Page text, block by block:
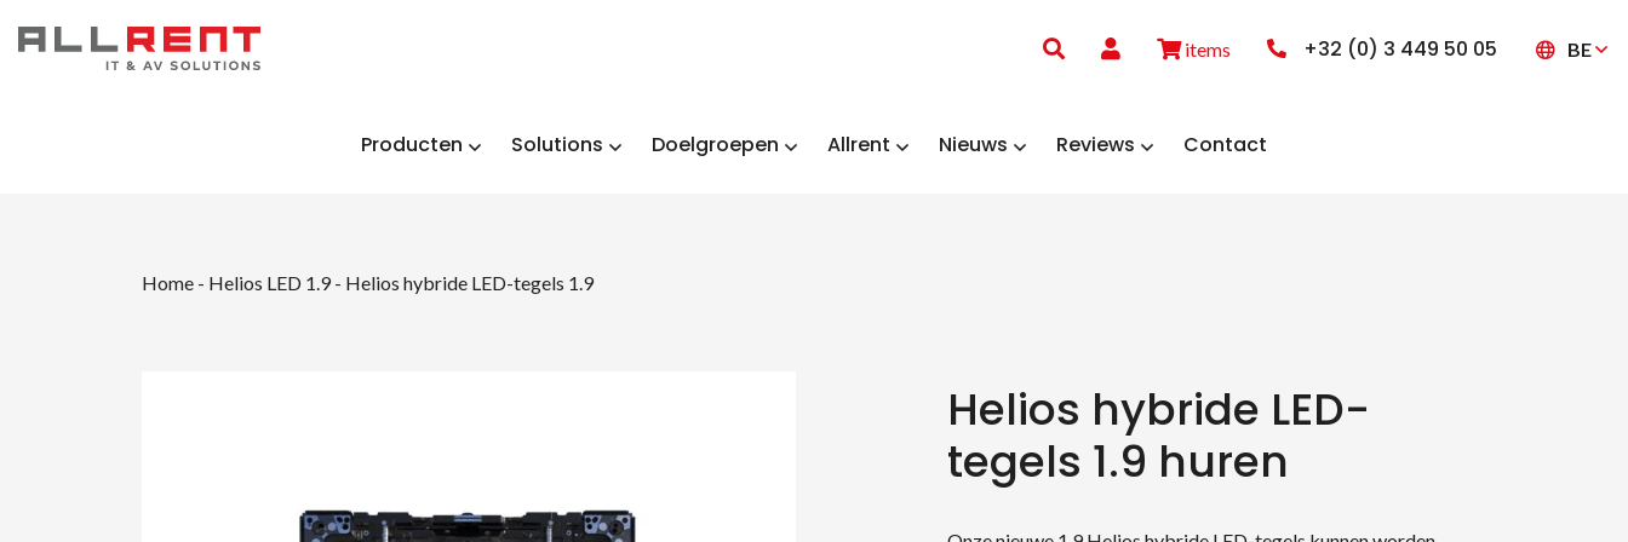
items +32 (0) 3 449 50 05 BE
Producten Solutions Doelgroepen Allrent Nieuws Reviews Contact
Home - Helios LED 1.9- Helios hybride LED-tegels 1.9
Helios hybride LED-
tegels 1.9 huren